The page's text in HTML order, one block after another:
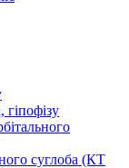
гіпофізу
суглоба (КТ